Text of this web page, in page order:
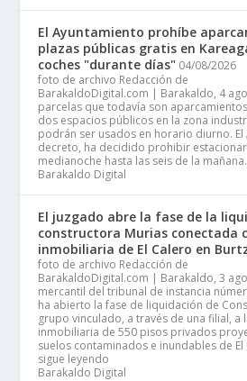
El Ayuntamiento prohíbe
plazas públicas gratis en
coches "durante días" 04/08/2026
foto de archivo Redacción de
BarakaldoDigital.com | Barakaldo, 4
parcelas que todavía son
dos espacios públicos en la zona
podrán ser usados en horario diurno.
decreto, ha decidido prohibir
medianoche hasta las seis de la
Barakaldo Digital
El juzgado abre la fase de la
constructora Murias conectada
inmobiliaria de El Calero en
foto de archivo Redacción de
BarakaldoDigital.com | Barakaldo, 3
mercantil del tribunal de instancia
ha abierto la fase de liquidación de
grupo vinculado, a través de una filial, a
inmobiliaria de 550 pisos privados
suelos contaminados e inundables de
sigue leyendo
Barakaldo Digital